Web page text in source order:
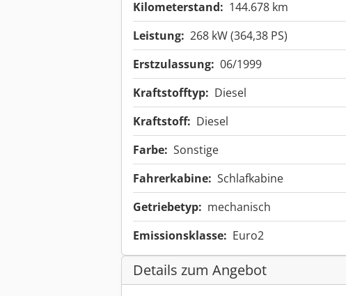
Kilometerstand: 144.678 km
Leistung: 268 kW (364,38 PS)
Erstzulassung: 06/1999
Kraftstofftyp: Diesel
Kraftstoff: Diesel
Farbe: Sonstige
Fahrerkabine: Schlafkabine
Getriebetyp: mechanisch
Emissionsklasse: Euro2
Details zum Angebot